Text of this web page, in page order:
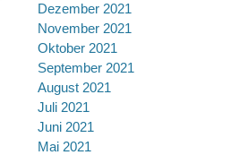
Dezember 2021
November 2021
Oktober 2021
September 2021
August 2021
Juli 2021
Juni 2021
Mai 2021